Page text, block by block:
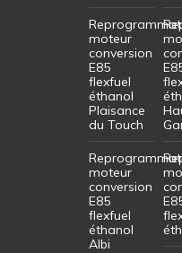
moteur
conversion
E85
flexfuel
éthanol
Plaisance
du Touch
moteur
conversion
E85
flexfuel
éthanol
Albi